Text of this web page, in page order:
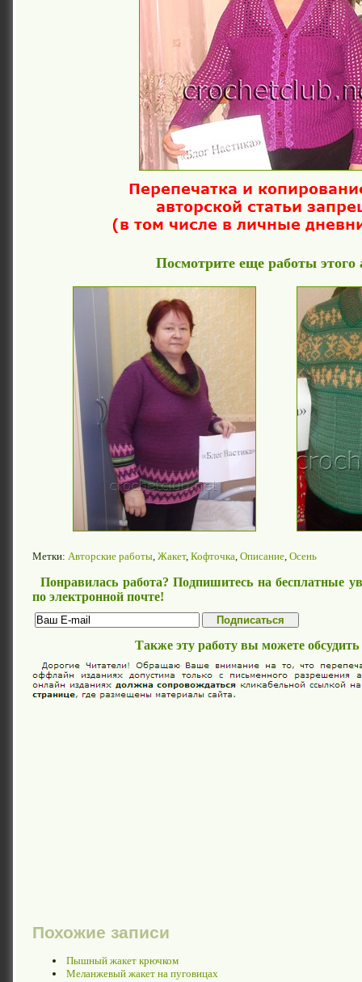
Посмотрите еще работы этого
Метки: Авторские работы, Жакет, Кофточка, Описание, Осень
Понравилась работа? Подпишитесь на бесплатные
по электронной почте!
Также эту работу вы можете
Похожие записи
Пышный жакет крючком
Меланжевый жакет на пуговицах